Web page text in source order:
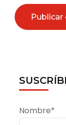
Nombre*